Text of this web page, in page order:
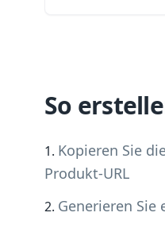
So
Kopieren Sie
Produkt-URL
Generieren Sie